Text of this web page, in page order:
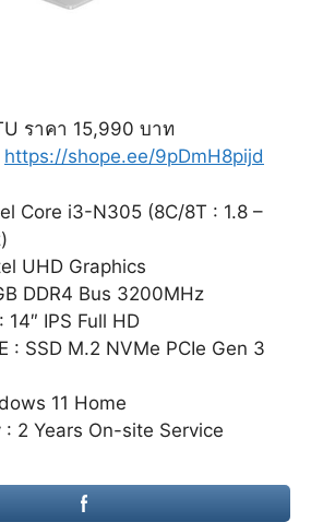
ราคา 15,990 บาท
https://shope.ee/9pDmH8pijd
Core i3-N305 (8C/8T : 1.8 –
UHD Graphics
DDR4 Bus 3200MHz
14″ IPS Full HD
: SSD M.2 NVMe PCIe Gen 3
11 Home
: 2 Years On-site Service